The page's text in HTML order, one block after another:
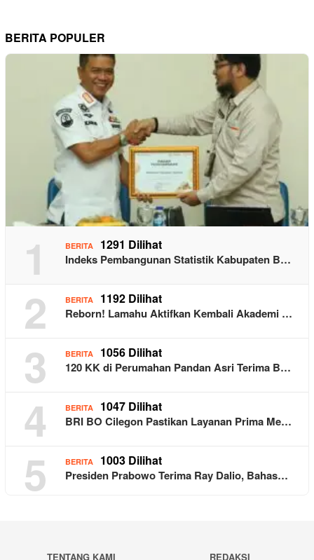
BERITA POPULER
1 BERITA 1291 Dilihat
Indeks Pembangunan Statistik Kabupaten B…
2 BERITA 1192 Dilihat
Reborn! Lamahu Aktifkan Kembali Akademi …
3 BERITA 1056 Dilihat
120 KK di Perumahan Pandan Asri Terima B…
4 BERITA 1047 Dilihat
BRI BO Cilegon Pastikan Layanan Prima Me…
5 BERITA 1003 Dilihat
Presiden Prabowo Terima Ray Dalio, Bahas…
TENTANG KAMI REDAKSI